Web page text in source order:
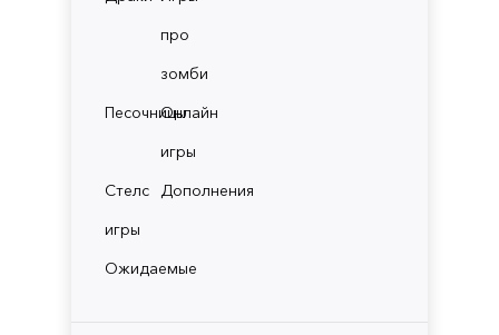
про
зомби
ПесочницыОнлайн
игры
Стелс
игры
Дополнения
Ожидаемые